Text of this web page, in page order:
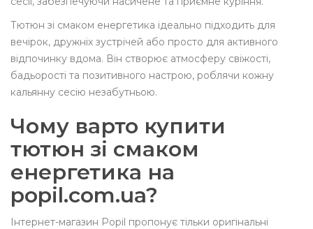
Тютюн зі смаком енергетика ідеально підходить для
вечірок, дружніх зустрічей або просто для активного
відпочинку вдома. Він створює атмосферу свіжості,
бадьорості та позитивного настрою, роблячи кожну
кальянну сесію незабутньою.
Чому варто купити
тютюн зі смаком
енергетика на
popil.com.ua?
Інтернет-магазин Popil пропонує тільки оригінальні